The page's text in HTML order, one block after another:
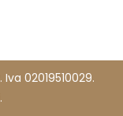
02019510029.